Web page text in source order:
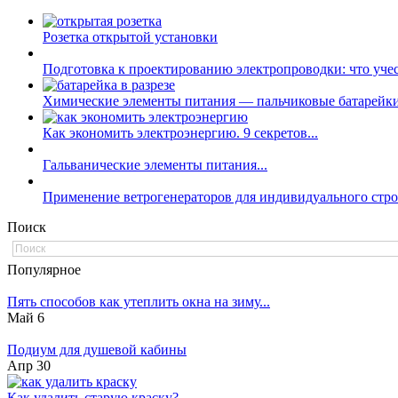
Розетка открытой установки
Подготовка к проектированию электропроводки: что
Химические элементы питания — пальчиковые
Как экономить электроэнергию. 9 секретов...
Гальванические элементы питания...
Применение ветрогенераторов для индивидуального
Поиск
Популярное
Пять способов как утеплить окна на зиму...
Май 6
Подиум для душевой кабины
Апр 30